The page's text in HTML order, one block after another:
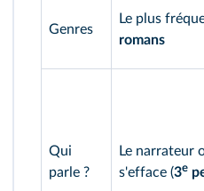
Genres
Le plus
romans
Qui
parle ?
Le narrateur
s'efface (3e